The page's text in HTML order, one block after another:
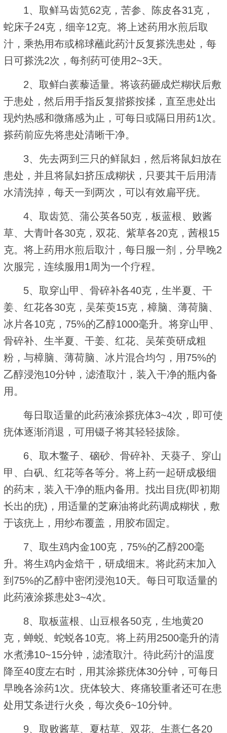
1、取鲜马齿笕62克，苦参、陈皮各31克，
蛇床子24克，细辛12克。将上述药用水煎后取
汁，乘热用布或棉球蘸此药汁反复搽洗患处，每
日可搽洗2次，每剂药可使用2~3天。
2、取鲜白蒺藜适量。将该药砸成烂糊状后敷
于患处，然后用手指反复揩搽按揉，直至患处出
现灼热感和微痛感为止，可每日或隔日用药1次。
搽药前应先将患处清晰干净。
3、先去两到三只的鲜鼠妇，然后将鼠妇放在
患处，并且将鼠妇挤压成糊状，只要其干后用清
水清洗掉，每天一到两次，可以有效扁平疣。
4、取齿笕、蒲公英各50克，板蓝根、败酱
草、大青叶各30克，双花、紫草各20克，茜根15
克。将上药用水煎后取汁，每日服一剂，分早晚2
次服完，连续服用1周为一个疗程。
5、取穿山甲、骨碎补各40克，生半夏、干
姜、红花各30克，吴茱萸15克，樟脑、薄荷脑、
冰片各10克，75%的乙醇1000毫升。将穿山甲、
骨碎补、生半夏、干姜、红花、吴茱萸研成粗
粉，与樟脑、薄荷脑、冰片混合均匀，用75%的
乙醇浸泡10分钟，滤渣取汁，装入干净的瓶内备
用。
每日取适量的此药液涂搽疣体3~4次，即可使
疣体逐渐消退，可用镊子将其轻轻拔除。
6、取木鳖子、硇砂、骨碎补、天葵子、穿山
甲、白矾、红花等各等分。将上药一起研成极细
的药末，装入干净的瓶内备用。找出目疣(即初期
长出的疣)，用适量的芝麻油将此药调成糊状，敷
于该疣上，用纱布覆盖，用胶布固定。
7、取生鸡内金100克，75%的乙醇200毫
升。将生鸡内金焙干，研成细末。将此药末加入
到75%的乙醇中密闭浸泡10天。每日可取适量的
此药液涂搽患处3~4次。
8、取板蓝根、山豆根各50克，生地黄20
克，蝉蜕、蛇蜕各10克。将上药用2500毫升的清
水煮沸10~15分钟，滤渣取汁。待此药汁的温度
降至40度左右时，用其涂搽疣体30分钟，可每日
早晚各涂药1次。疣体较大、疼痛较重者还可在患
处用艾条进行火灸，每次灸6~10分钟。
9、取败酱草、夏枯草、双花、生薏仁各20